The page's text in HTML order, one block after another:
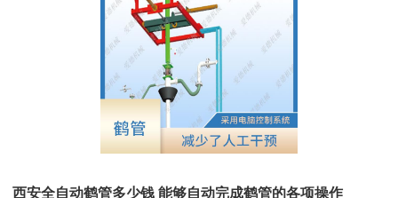
西安全自动鹤管多少钱 能够自动完成鹤管的各项操作